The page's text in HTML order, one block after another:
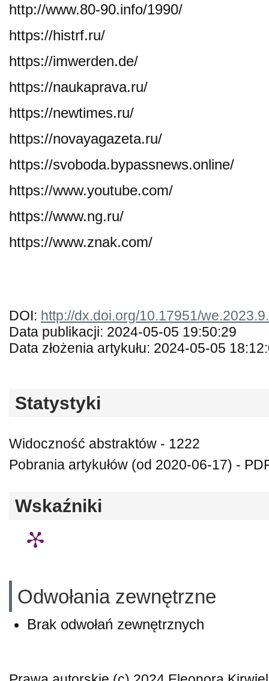
http://www.80-90.info/1990/
https://histrf.ru/
https://imwerden.de/
https://naukaprava.ru/
https://newtimes.ru/
https://novayagazeta.ru/
https://svoboda.bypassnews.online/
https://www.youtube.com/
https://www.ng.ru/
https://www.znak.com/
DOI: http://dx.doi.org/10.17951/
Data publikacji: 2024-05-05 19:50:29
Data złożenia artykułu: 2024-05-05
Statystyki
Widoczność abstraktów - 1222
Pobrania artykułów (od 2020-06-17) -
Wskaźniki
Odwołania zewnętrzne
Brak odwołań zewnętrznych